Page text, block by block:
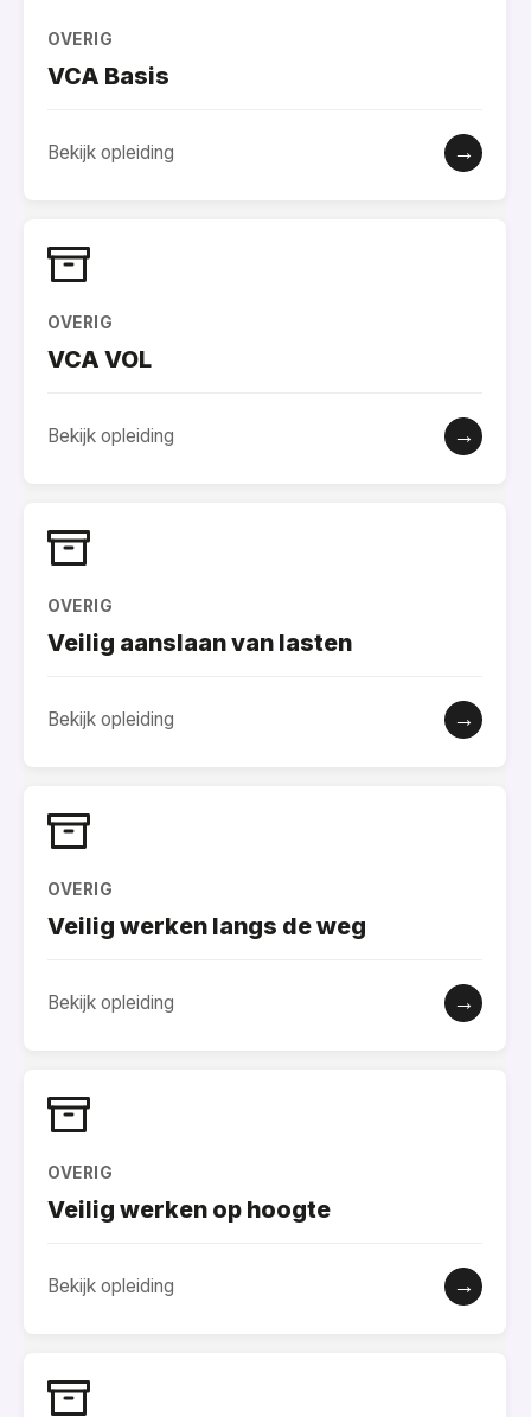
OVERIG
VCA Basis
Bekijk opleiding →
OVERIG
VCA VOL
Bekijk opleiding →
OVERIG
Veilig aanslaan van lasten
Bekijk opleiding →
OVERIG
Veilig werken langs de weg
Bekijk opleiding →
OVERIG
Veilig werken op hoogte
Bekijk opleiding →